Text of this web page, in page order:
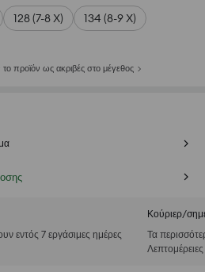
128 (7-8 Χ)
134 (8-9 Χ)
προϊόν ως ακριβές στο μέγεθος
εντός 7 εργάσιμες ημέρες
Κούριερ/
Τα
Λεπτομέρειες